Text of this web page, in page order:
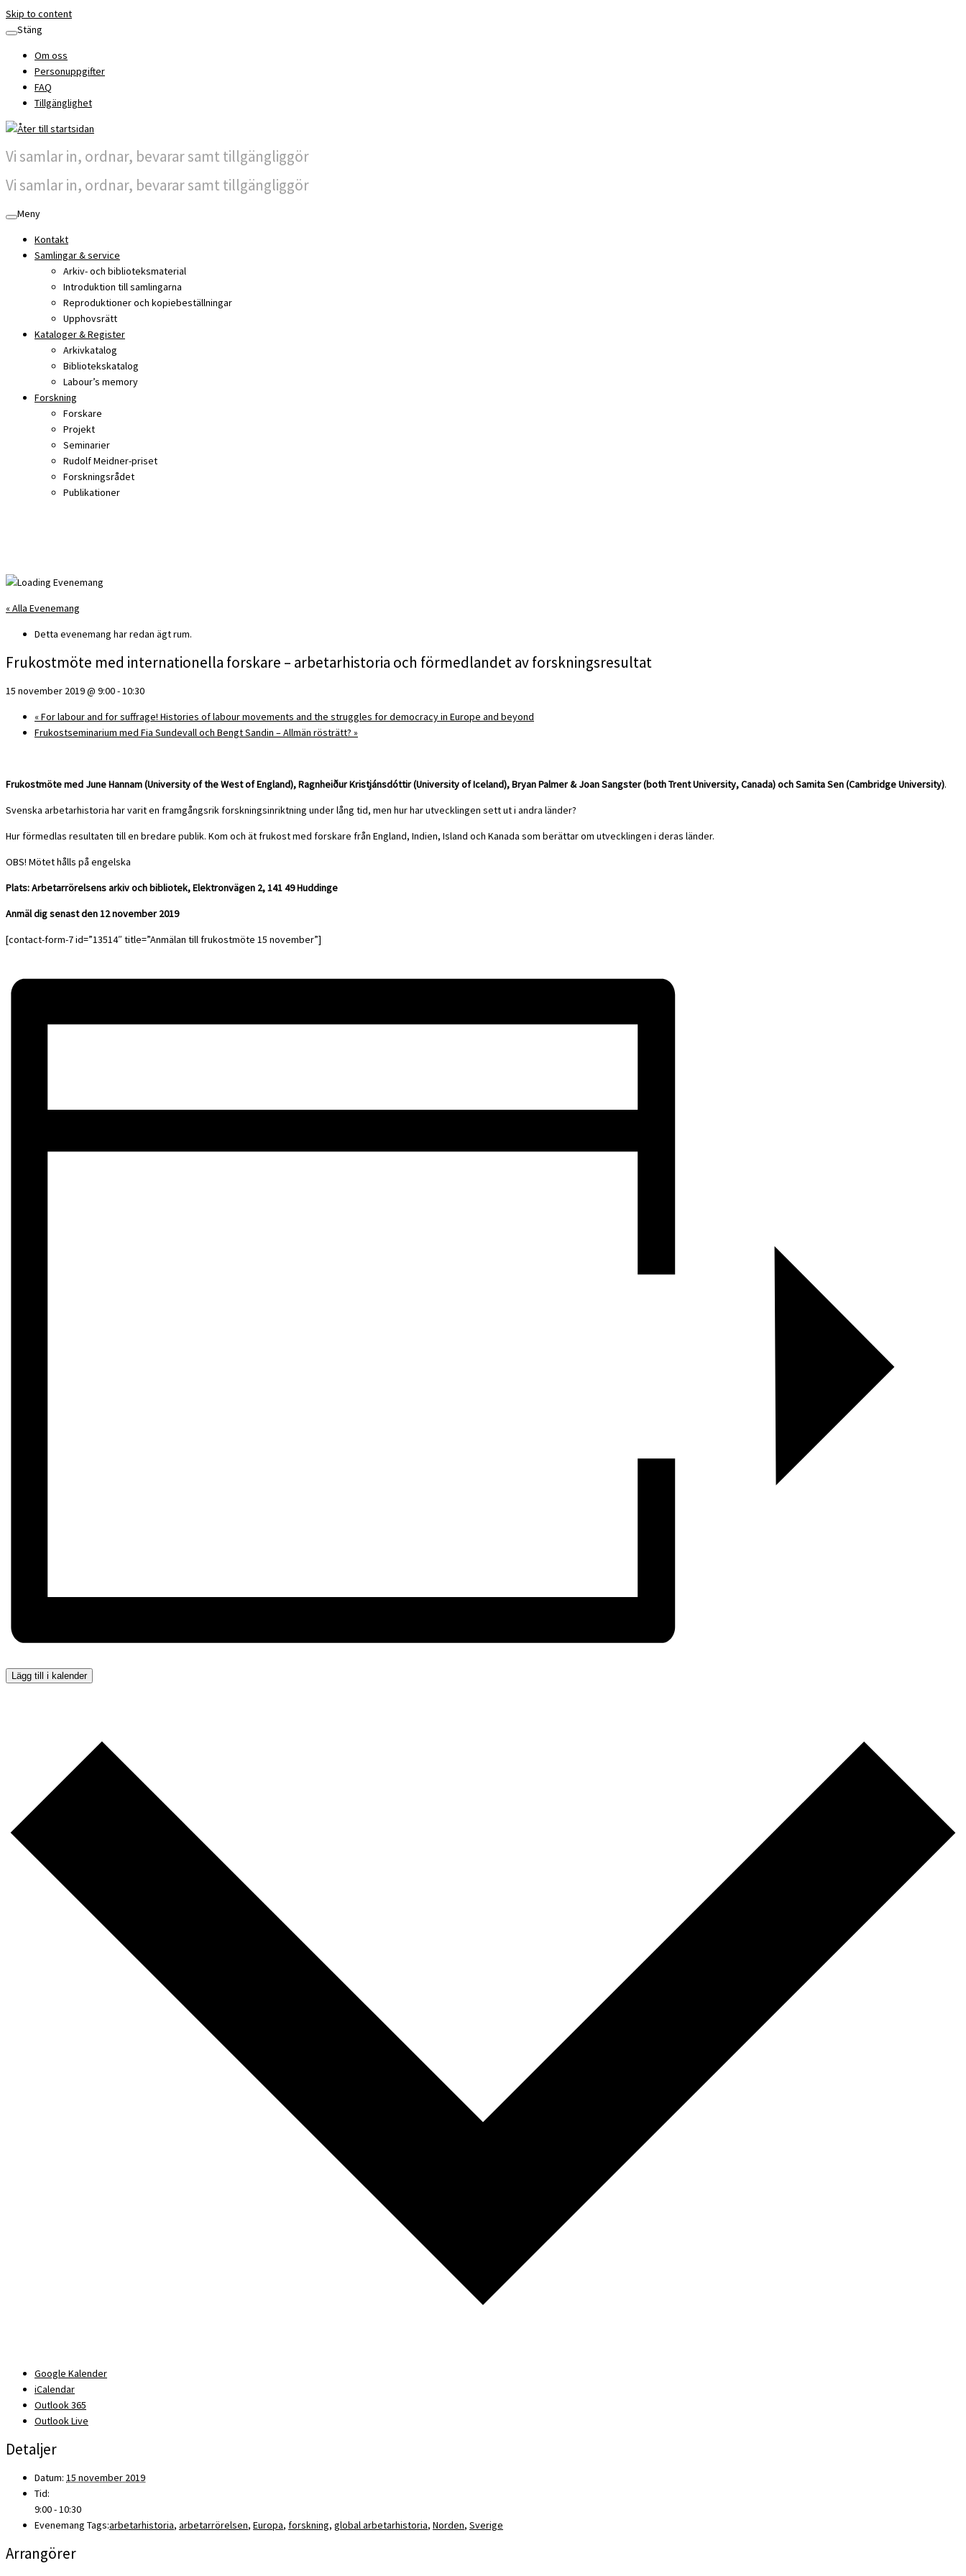
Skip to content
Stäng
Om oss
Personuppgifter
FAQ
Tillgänglighet
Vi samlar in, ordnar, bevarar samt tillgängliggör
Vi samlar in, ordnar, bevarar samt tillgängliggör
Meny
Kontakt
Samlingar & service
Arkiv- och biblioteksmaterial
Introduktion till samlingarna
Reproduktioner och kopiebeställningar
Upphovsrätt
Kataloger & Register
Arkivkatalog
Bibliotekskatalog
Labour’s memory
Forskning
Forskare
Projekt
Seminarier
Rudolf Meidner-priset
Forskningsrådet
Publikationer
« Alla Evenemang
Detta evenemang har redan ägt rum.
Frukostmöte med internationella forskare – arbetarhistoria och förmedlandet av forskningsresultat
15 november 2019 @ 9:00-10:30
«For labour and for suffrage! Histories of labour movements and the struggles for democracy in Europe and beyond
Frukostseminarium med Fia Sundevall och Bengt Sandin – Allmän rösträtt? »
Frukostmöte med June Hannam (University of the West of England), Ragnheiður Kristjánsdóttir (University of Iceland), Bryan Palmer & Joan Sangster (both Trent University, Canada) och Samita Sen (Cambridge University).
Svenska arbetarhistoria har varit en framgångsrik forskningsinriktning under lång tid, men hur har utvecklingen sett ut i andra länder?
Hur förmedlas resultaten till en bredare publik. Kom och ät frukost med forskare från England, Indien, Island och Kanada som berättar om utvecklingen i deras länder.
OBS! Mötet hålls på engelska
Plats: Arbetarrörelsens arkiv och bibliotek, Elektronvägen 2, 141 49 Huddinge
Anmäl dig senast den 12 november 2019
[contact-form-7 id=”13514″ title=”Anmälan till frukostmöte 15 november”]
Lägg till i kalender
Google Kalender
iCalendar
Outlook 365
Outlook Live
Detaljer
Datum: 15 november 2019
Tid:
9:00 - 10:30
Evenemang Tags:arbetarhistoria, arbetarrörelsen, Europa, forskning, global arbetarhistoria, Norden, Sverige
Arrangörer